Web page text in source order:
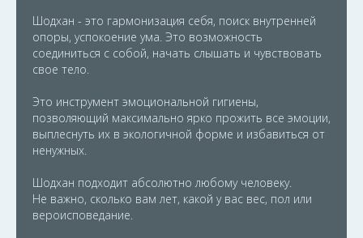
Шодхан - это гармонизация себя, поиск внутренней
опоры, успокоение ума. Это возможность
соединиться с собой, начать слышать и чувствовать
свое тело.
Это инструмент эмоциональной гигиены,
позволяющий максимально ярко прожить все эмоции,
выплеснуть их в экологичной форме и избавиться от
ненужных.
Шодхан подходит абсолютно любому человеку.
Не важно, сколько вам лет, какой у вас вес, пол или
вероисповедание.